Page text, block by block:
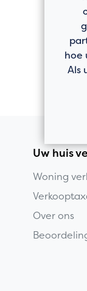
Uw huis
Woning
Over ons
hoe
Als